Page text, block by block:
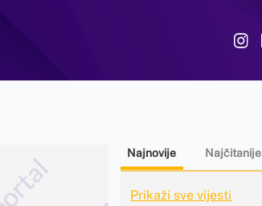
Najnovije Najčitanije
Prikaži sve vijesti